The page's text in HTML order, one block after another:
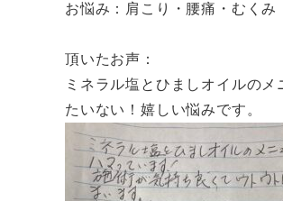
お悩み：肩こり・腰痛・むくみ
頂いたお声：
ミネラル塩とひましオイルの
たいない！嬉しい悩みです。